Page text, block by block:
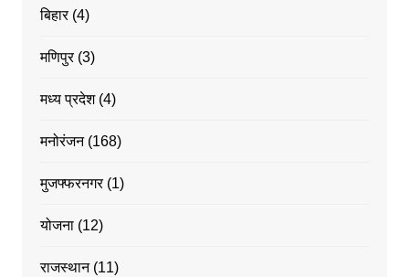
बिहार(4)
मणिपुर(3)
मध्य प्रदेश(4)
मनोरंजन(168)
मुजफ्फरनगर(1)
योजना(12)
राजस्थान(11)